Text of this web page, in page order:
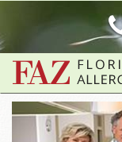
Hauptinhalt
springen